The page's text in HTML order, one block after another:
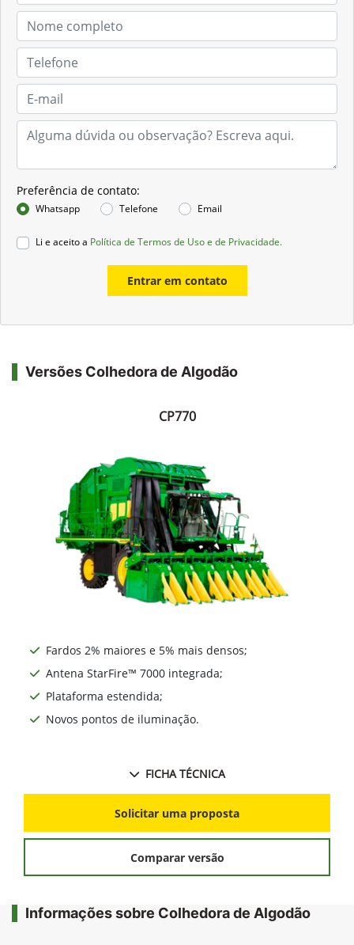
Preferência de contato:
Whatsapp Telefone Email
Li e aceito a Política de Termos de Uso e de Privacidade.
Entrar em contato
Versões Colhedora de Algodão
CP770
Fardos 2% maiores e 5% mais densos;
Antena StarFire™ 7000 integrada;
Plataforma estendida;
Novos pontos de iluminação.
FICHA TÉCNICA
Solicitar uma proposta
Comparar versão
Informações sobre Colhedora de Algodão